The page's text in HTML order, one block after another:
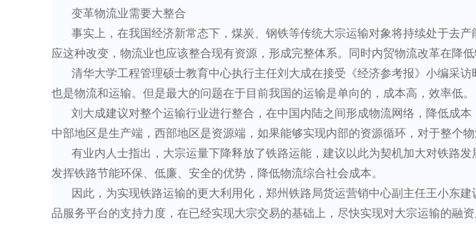
变革物流业需要大整合
事实上，在我国经济新常态下，煤炭、钢铁等传统大宗运输对象将持续处于去
应这种改变，物流业也应该整合现有资源，形成完整体系。同时内贸物流改革在降
清华大学工程管理硕士教育中心执行主任刘大成在接受《经济参考报》小编采
也是物流和运输。但是最大的问题在于目前我国的运输是单向的，成本高，效率低。
刘大成建议对整个运输行业进行整合，在中国内陆之间形成物流网络，降低成
中部地区是生产端，西部地区是资源端，如果能够实现内部的资源循环，对于整个
有业内人士指出，大宗运量下降释放了铁路运能，建议以此为契机加大对铁路
发挥铁路节能环保、低廉、安全的优势，降低物流综合社会成本。
因此，为实现铁路运输的更大利用化，郑州铁路局货运营销中心副主任王小东
品服务平台的支持力度，在已经实现大宗交易的基础上，尽快实现对大宗运输的融